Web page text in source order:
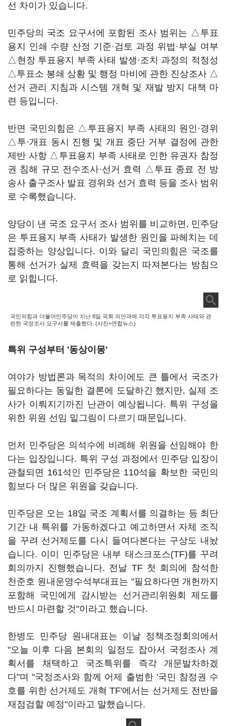
선 차이가 있습니다.
민주당의 국조 요구서에 포함된 조사 범위는 △투표
용지 인쇄 수량 산정 기준·검토 과정 위법·부실 여부
△현장 투표용지 부족 사태 발생·조치 과정의 적정성
△투표소 봉쇄 상황 및 행정 마비에 관한 진상조사 △
선거 관리 지침과 시스템 개혁 및 재발 방지 대책 마
련 등입니다.
반면 국민의힘은 △투표용지 부족 사태의 원인·경위
△투·개표 동시 진행 및 개표 중단 거부 결정에 관한
제반 사항 △투표용지 부족 사태로 인한 유권자 참정
권 침해 규모 전수조사·선거 효력 △투표 종료 전 방
송사 출구조사 발표 경위와 선거 효력 등을 조사 범위
로 수록했습니다.
양당이 낸 국조 요구서 조사 범위를 비교하면, 민주당
은 투표용지 부족 사태가 발생한 원인을 파헤치는 데
집중하는 양상입니다. 이와 달리 국민의힘은 국조를
통해 선거가 실제 효력을 갖는지 따져본다는 방침으
로 읽힙니다.
국민의힘과 더불어민주당이 지난 8일 국회 의안과에 각각 투표용지 부족 사태와 관
련한 국정조사 요구서를 제출했다. (사진=연합뉴스)
특위 구성부터 '동상이몽'
여야가 방법론과 목적의 차이에도 큰 틀에서 국조가
필요하다는 동일한 결론에 도달하긴 했지만, 실제 조
사가 이뤄지기까진 난관이 예상됩니다. 특위 구성을
위한 위원 선임 밑그림이 다르기 때문입니다.
먼저 민주당은 의석수에 비례해 위원을 선임해야 한
다는 입장입니다. 특위 구성 과정에서 민주당 입장이
관철되면 161석인 민주당은 110석을 확보한 국민의
힘보다 더 많은 위원을 갖습니다.
민주당은 오는 18일 국조 계획서를 의결하는 등 최단
기간 내 특위를 가동하겠다고 예고하면서 자체 조직
을 꾸려 선거제도를 다시 들여다본다는 구상도 내놨
습니다. 이미 민주당은 내부 태스크포스(TF)를 꾸려
회의까지 진행했습니다. 전날 TF 첫 회의에 참석한
천준호 원내운영수석부대표는 "필요하다면 개헌까지
포함해 국민에게 감시받는 선거관리위원회 제도를
반드시 마련할 것"이라고 했습니다.
한병도 민주당 원내대표는 이날 정책조정회의에서
"오늘 이후 다음 본회의 일정도 잡아서 국정조사 계
획서를 채택하고 국조특위를 즉각 개문발차하겠
다"며 "국정조사와 함께 어제 출범한 '국민 참정권 수
호를 위한 선거제도 개혁 TF'에서는 선거제도 전반을
재점검할 예정"이라고 말했습니다.